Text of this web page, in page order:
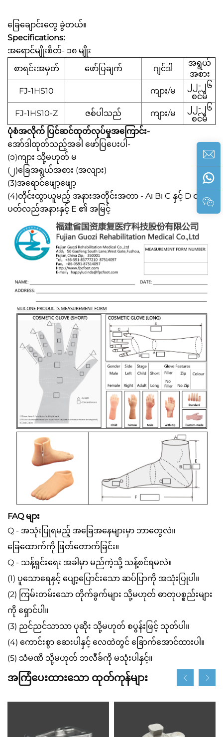
ခြေချောင်းတွေ ခွဲတယ်။
Specifications:
အရောင်မျိုးစိတ်- ၁၈ မျိုး
စာရင်းအမှတ်
ဖော်ပြချက် ဂျင်ဒါ
အရွယ်
အစား
FJ-1HS10
ကျား/မ
၂၂-၂၆
စင်မီ
FJ-1HS10-Z
ဇစ်ပါသည် ကျား/မ
၂၂-၂၆
စင်မီ
ပုံစံအလိုက် ပြင်ဆင်ထုတ်လုပ်မှုအကြောင်း-
အော်ဒါထုတ်သည့်အခါ ဖော်ပြပေးပါ-
(၁)ကျား သို့မဟုတ် မ
(၂)ခြေအရွယ်အစား (အလျား)
(3)အရောင်ဖျော့ဖျော့
(4)တိုင်းထွာယူမည့် အနားအတိုင်းအတာ - A၊ B၊ C နှင့် D တို့၏
ပတ်လည်အနားနှင့် E ၏ အမြင့်
FAQ များ
Q - အသုံးပြုရမည့် အခြေအနေများမှာ ဘာတွေလဲ။
ခြေထောက်ကို ဖြတ်တောက်ခြင်း။
Q - သန့်ရှင်းရေး အခါမှာ မည်ကဲ့သို့ သန့်စင်ရမလဲ။
(1) ပူသောရေနှင့် ပျော့ပြောင်းသော ဆပ်ပြာကို အသုံးပြုပါ။
(2) ကြမ်းတမ်းသော တိုက်ခွက်များ သို့မဟုတ် ဓာတုပစ္စည်းများ
ကို ရှောင်ပါ။
(3) ညင်ညင်သာသာ ပုဆိုး သို့မဟုတ် စပွန်းဖြင့် သုတ်ပါ။
(4) ကောင်းစွာ ဆေးပါနှင့် လေထဲတွင် ခြောက်အောင်ထားပါ။
(5) သံမဏိ သို့မဟုတ် ဘလီခ်ကို မသုံးပါနှင့်။
အကြံပေးထားသော ထုတ်ကုန်များ